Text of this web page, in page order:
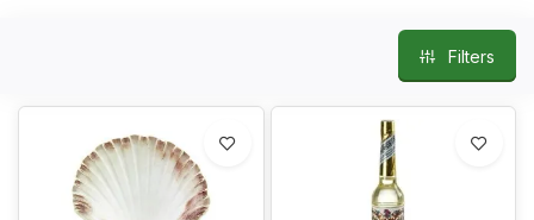
Filters